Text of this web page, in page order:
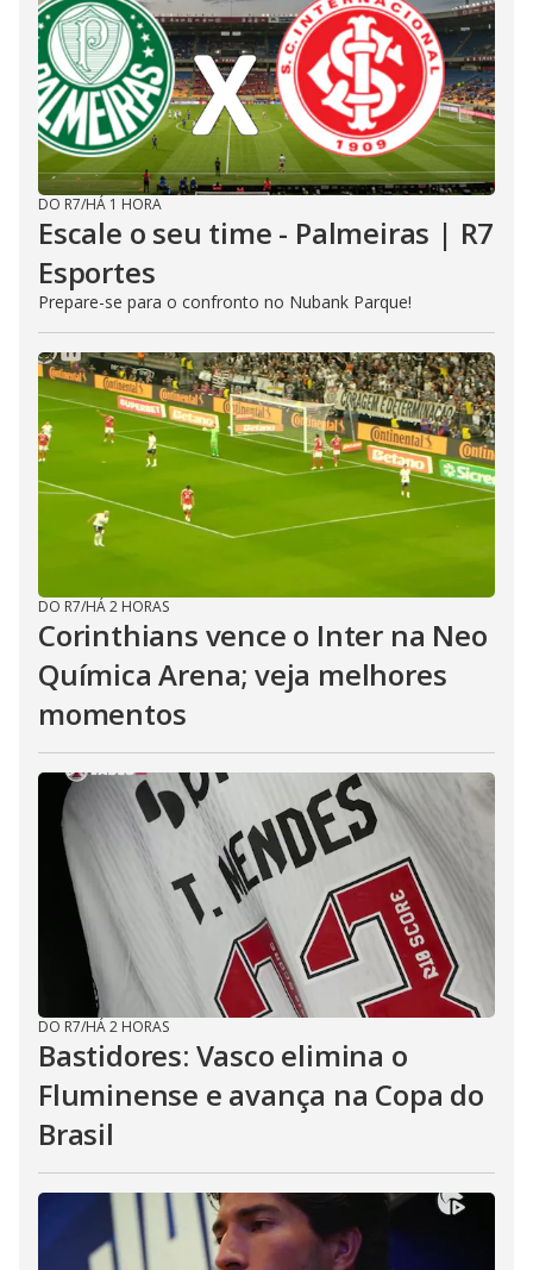
DO R7/HÁ 1 HORA
Escale o seu time - Palmeiras | R7
Esportes
Prepare-se para o confronto no Nubank Parque!
DO R7/HÁ 2 HORAS
Corinthians vence o Inter na Neo
Química Arena; veja melhores
momentos
DO R7/HÁ 2 HORAS
Bastidores: Vasco elimina o
Fluminense e avança na Copa do
Brasil